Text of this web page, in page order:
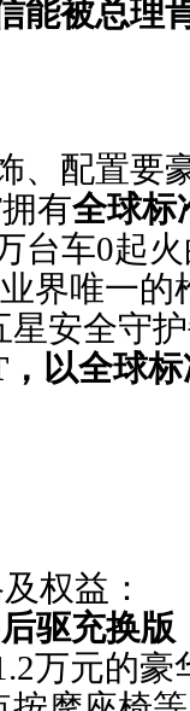
能被总理
、配置要
有全球标
台车0起
界唯一
星安全守
以全球
权益：
驱充换版
万元的豪